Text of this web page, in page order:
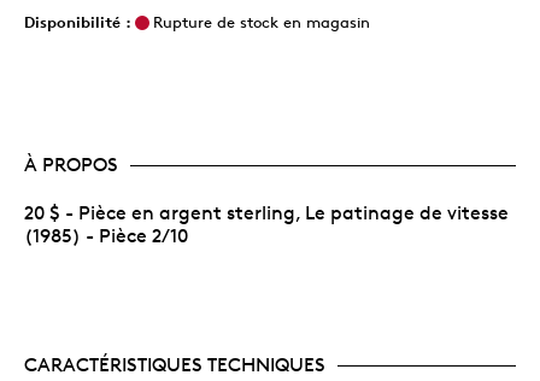
Disponibilité :
Rupture de stock en magasin
À PROPOS
20 $ - Pièce en argent sterling, Le patinage de vitesse
(1985) - Pièce 2/10
CARACTÉRISTIQUES TECHNIQUES